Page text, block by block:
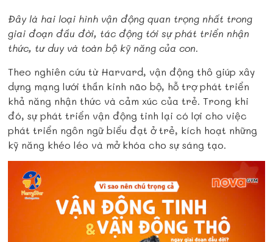
Đây là hai loại hình vận động quan trọng nhất trong
giai đoạn đầu đời, tác động tới sự phát triển nhận
thức, tư duy và toàn bộ kỹ năng của con.
Theo nghiên cứu từ Harvard, vận động thô giúp xây
dựng mạng lưới thần kinh não bộ, hỗ trợ phát triển
khả năng nhận thức và cảm xúc của trẻ. Trong khi
đó, sự phát triển vận động tinh lại có lợi cho việc
phát triển ngôn ngữ biểu đạt ở trẻ, kích hoạt những
kỹ năng khéo léo và mở khóa cho sự sáng tạo.